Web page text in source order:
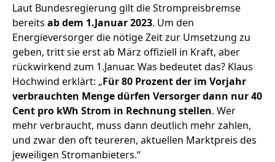
Laut Bundesregierung gilt die Strompreisbremse
bereits ab dem 1.Januar 2023. Um den
Energieversorger die nötige Zeit zur Umsetzung zu
geben, tritt sie erst ab März offiziell in Kraft, aber
rückwirkend zum 1.Januar. Was bedeutet das? Klaus
Hochwind erklärt: „Für 80 Prozent der im Vorjahr
verbrauchten Menge dürfen Versorger dann nur 40
Cent pro kWh Strom in Rechnung stellen. Wer
mehr verbraucht, muss dann deutlich mehr zahlen,
und zwar den oft teureren, aktuellen Marktpreis des
jeweiligen Stromanbieters.“